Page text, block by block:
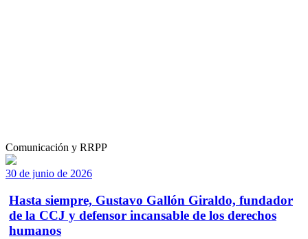
Comunicación y RRPP
30 de junio de 2026
Hasta siempre, Gustavo Gallón Giraldo, fundador
de la CCJ y defensor incansable de los derechos
humanos